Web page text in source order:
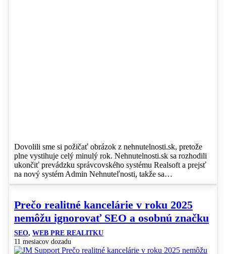
Dovolili sme si požičať obrázok z nehnutelnosti.sk, pretože
plne vystihuje celý minulý rok. Nehnutelnosti.sk sa rozhodili
ukončiť prevádzku správcovského systému Realsoft a prejsť
na nový systém Admin Nehnuteľnosti, takže sa…
Prečo realitné kancelárie v roku 2025
nemôžu ignorovať SEO a osobnú značku
SEO, WEB PRE REALITKU
11 mesiacov dozadu